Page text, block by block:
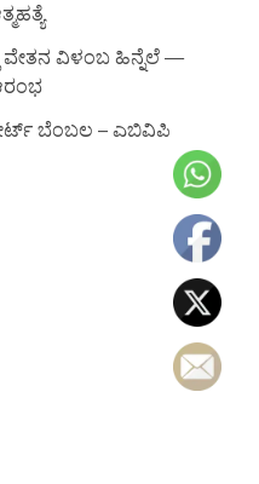
ವಿಳಂಬ ಹಿನ್ನೆಲೆ —
ಬೆಂಬಲ – ಎಬಿವಿಪಿ